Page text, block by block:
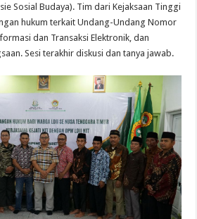
Sosial Budaya). Tim dari Kejaksaan Tinggi
hukum terkait Undang-Undang Nomor
dan Transaksi Elektronik, dan
Sesi terakhir diskusi dan tanya jawab.